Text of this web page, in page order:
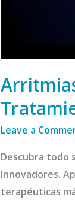
Leave a
Descubra todo
Innovadores.
terapéuticas